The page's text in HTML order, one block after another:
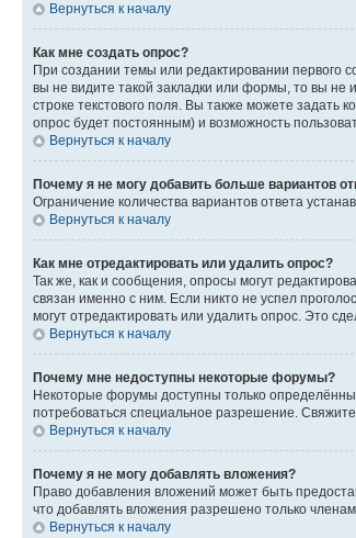
Вернуться к началу
Как мне создать опрос?
При создании темы или редактировании первого
вы не видите такой закладки или формы, то вы не
строке текстового поля. Вы также можете задать
опрос будет постоянным) и возможность
Вернуться к началу
Почему я не могу добавить больше вариантов
Ограничение количества вариантов ответа
Вернуться к началу
Как мне отредактировать или удалить опрос?
Так же, как и сообщения, опросы могут
связан именно с ним. Если никто не успел
могут отредактировать или удалить опрос. Это
Вернуться к началу
Почему мне недоступны некоторые форумы?
Некоторые форумы доступны только
потребоваться специальное разрешение.
Вернуться к началу
Почему я не могу добавлять вложения?
Право добавления вложений может быть
что добавлять вложения разрешено только
Вернуться к началу